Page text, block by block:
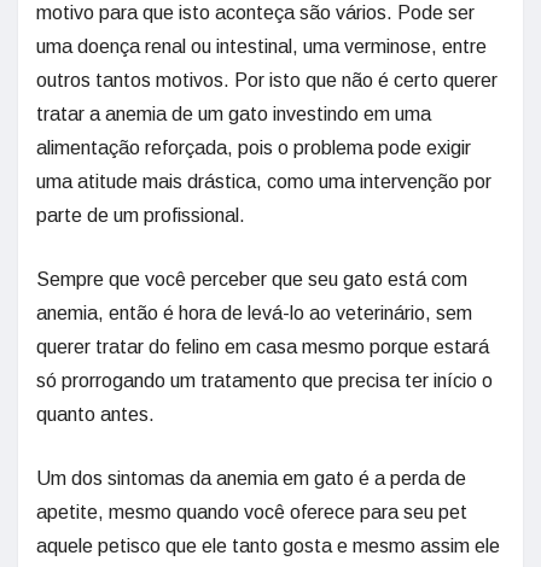
motivo para que isto aconteça são vários. Pode ser
uma doença renal ou intestinal, uma verminose, entre
outros tantos motivos. Por isto que não é certo querer
tratar a anemia de um gato investindo em uma
alimentação reforçada, pois o problema pode exigir
uma atitude mais drástica, como uma intervenção por
parte de um profissional.
Sempre que você perceber que seu gato está com
anemia, então é hora de levá-lo ao veterinário, sem
querer tratar do felino em casa mesmo porque estará
só prorrogando um tratamento que precisa ter início o
quanto antes.
Um dos sintomas da anemia em gato é a perda de
apetite, mesmo quando você oferece para seu pet
aquele petisco que ele tanto gosta e mesmo assim ele